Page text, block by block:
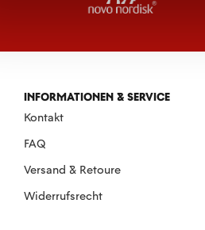
INFORMATIONEN & SERVICE
Kontakt
FAQ
Versand & Retoure
Widerrufsrecht